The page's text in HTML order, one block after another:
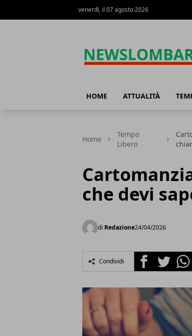
venerdì, il 07 agosto 2026
HOME ATTUALITÀ
Home
Tempo
Libero
che devi
di Redazione24/04/2026
Condividi FacebookTwitter